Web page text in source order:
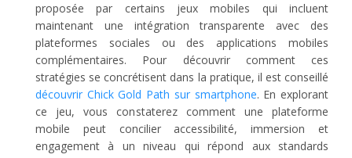
proposée par certains jeux mobiles qui incluent
maintenant une intégration transparente avec des
plateformes sociales ou des applications mobiles
complémentaires. Pour découvrir comment ces
stratégies se concrétisent dans la pratique, il est conseillé
découvrir Chick Gold Path sur smartphone. En explorant
ce jeu, vous constaterez comment une plateforme
mobile peut concilier accessibilité, immersion et
engagement à un niveau qui répond aux standards